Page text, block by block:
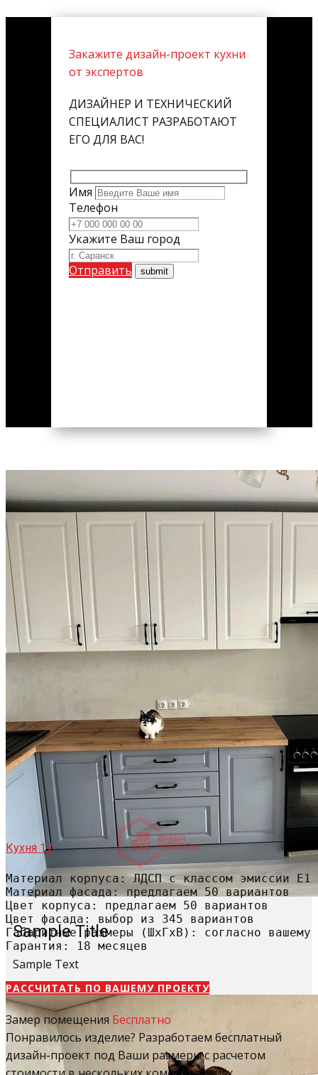
Закажите дизайн-проект кухни
от экспертов
ДИЗАЙНЕР И ТЕХНИЧЕСКИЙ
СПЕЦИАЛИСТ РАЗРАБОТАЮТ
ЕГО ДЛЯ ВАС!
Имя
Телефон
Укажите Ваш город
Отправить
Sample Title
Sample Text
Кухня 17
Материал корпуса: ЛДСП с классом эмиссии Е1
Материал фасада: предлагаем 50 вариантов
Цвет корпуса: предлагаем 50 вариантов
Цвет фасада: выбор из 345 вариантов
Габаритные размеры (ШхГхВ): согласно вашему
Гарантия: 18 месяцев
РАССЧИТАТЬ​ ПО ВАШЕМУ ПРОЕКТУ
Замер помещения Бесплатно
Понравилось изделие? Разработаем бесплатный
дизайн-проект под Ваши размеры с расчетом